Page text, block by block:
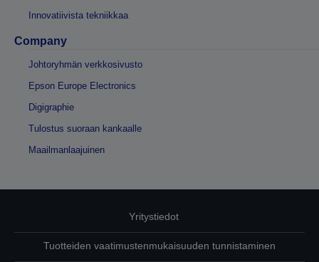
Innovatiivista tekniikkaa
Company
Johtoryhmän verkkosivusto
Epson Europe Electronics
Digigraphie
Tulostus suoraan kankaalle
Maailmanlaajuinen
Yritystiedot
Tuotteiden vaatimustenmukaisuuden tunnistaminen